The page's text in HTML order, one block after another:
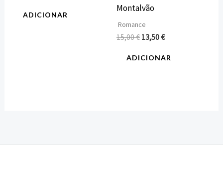
ADICIONAR
Montalvão
Romance
15,00€ 13,50€
ADICIONAR